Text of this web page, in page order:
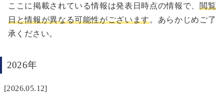
ここに掲載されている情報は発表日時点の情報で、 閲覧
日と情報が異なる可能性がございます。あらかじめご了
承ください。
2026年
[2026.05.12]